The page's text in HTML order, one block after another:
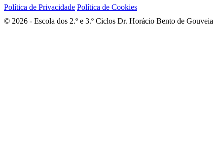
Política de Privacidade Política de Cookies
© 2026 - Escola dos 2.º e 3.º Ciclos Dr. Horácio Bento de Gouveia